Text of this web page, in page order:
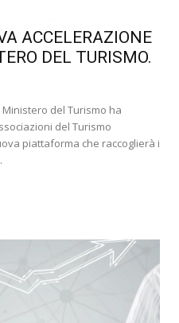
ACCELERAZIONE
DEL TURISMO.
del Turismo ha
del Turismo
piattaforma che raccoglierà i